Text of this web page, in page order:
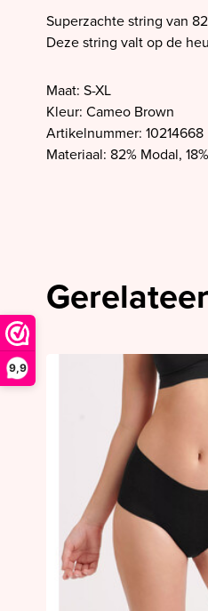
9,9
SALE PrimaDonna Twist
SALE Ten Cate
Superzachte string van
Deze string valt op de
Maat: S-XL
Kleur: Cameo Brown
Artikelnummer: 10214668
Materiaal: 82% Modal,